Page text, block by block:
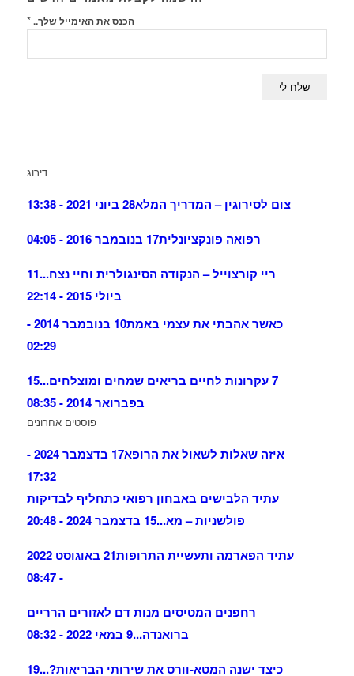
הכנס את האימייל שלך..*
דירוג
צום לסירוגין – המדריך המלא28 ביוני 2021 - 13:38
רפואה פונקציונלית17 בנובמבר 2016 - 04:05
ריי קורצוייל – הנקודה הסינגולרית וחיי נצח...11
ביולי 2015 - 22:14
כאשר אהבתי את עצמי באמת
10 בנובמבר 2014 -
02:29
7 עקרונות לחיים בריאים שמחים ומוצלחים...
15
בפברואר 2014 - 08:35
פוסטים אחרונים
איזה שאלות לשאול את הרופא
17 בדצמבר 2024 -
17:32
עתיד הלבישים באבחון רפואי כתחליף לבדיקות
פולשניות – מא...15 בדצמבר 2024 - 20:48
עתיד הפארמה ותעשיית התרופות
21 באוגוסט 2022
- 08:47
רחפנים המטיסים מנות דם לאזורים הרריים
ברואנדה...9 במאי 2022 - 08:32
כיצד ישנה המטא-וורס את שירותי הבריאות?...19